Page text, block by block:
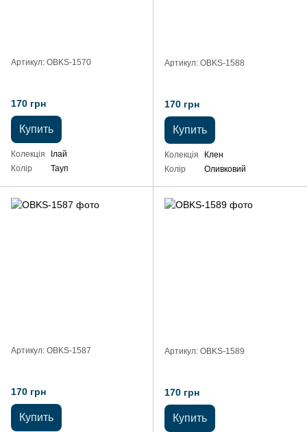
Артикул: OBKS-1570
170 грн
Купить
Колекція
Ілай
Колір
Тауп
Артикул: OBKS-1588
170 грн
Купить
Колекція
Клен
Колір
Оливковий
Артикул: OBKS-1587
170 грн
Купить
Артикул: OBKS-1589
170 грн
Купить